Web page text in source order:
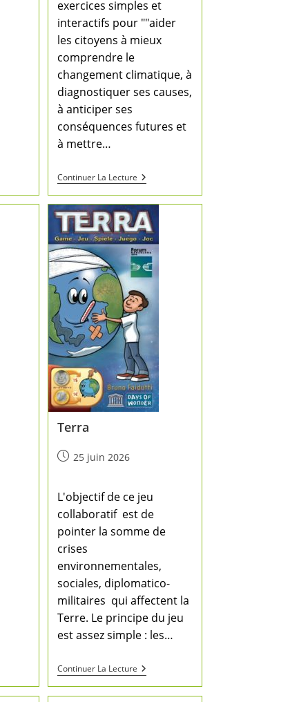
exercices simples et
interactifs pour ""aider
les citoyens à mieux
comprendre le
changement climatique, à
diagnostiquer ses causes,
à anticiper ses
conséquences futures et
à mettre…
Continuer La Lecture
Terra
25 juin 2026
L'objectif de ce jeu
collaboratif est de
pointer la somme de
crises 
environnementales,
sociales, diplomatico-
militaires  qui affectent la
Terre. Le principe du jeu
est assez simple : les…
Continuer La Lecture